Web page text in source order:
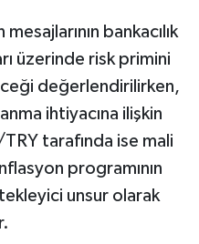
bankacılık
üzerinde risk primini
değerlendirilirken,
ihtiyacına ilişkin
tarafında ise mali
programının
unsur olarak